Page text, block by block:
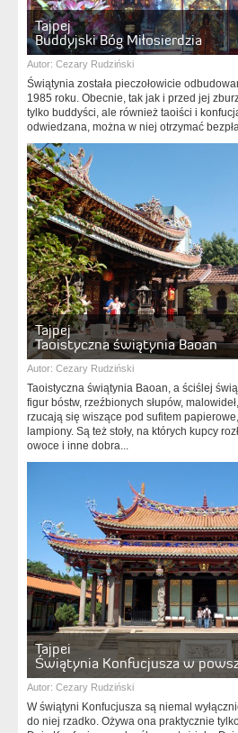
Tajpej
Buddyjski Bóg Miłosierdzia
Autor: Cezary Rudziński
Świątynia została pieczołowicie
1985 roku. Obecnie, tak jak i przed jej
tylko buddyści, ale również taoiści i
odwiedzana, można w niej otrzymać
Tajpej
Taoistyczna świątynia Baoan
Autor: Cezary Rudziński
Taoistyczna świątynia Baoan, a ściślej
figur bóstw, rzeźbionych słupów,
rzucają się wiszące pod sufitem
lampiony. Są też stoły, na których kupcy
owoce i inne dobra...
Tajpei
Świątynia Konfucjusza w
Autor: Cezary Rudziński
W świątyni Konfucjusza są niemal
do niej rzadko. Ożywa ona praktycznie